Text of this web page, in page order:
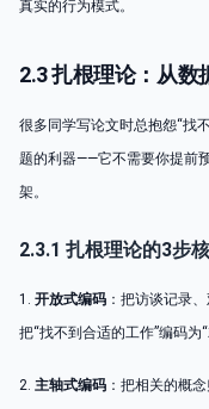
真实的行为模式。
2.3 扎根理论：从数
很多同学写论文时总抱怨“找
题的利器——它不需要你提前
架。
2.3.1 扎根理论的3步
1. 开放式编码 ：把访谈记录
把“找不到合适的工作”编码为
2. 主轴式编码 ：把相关的概